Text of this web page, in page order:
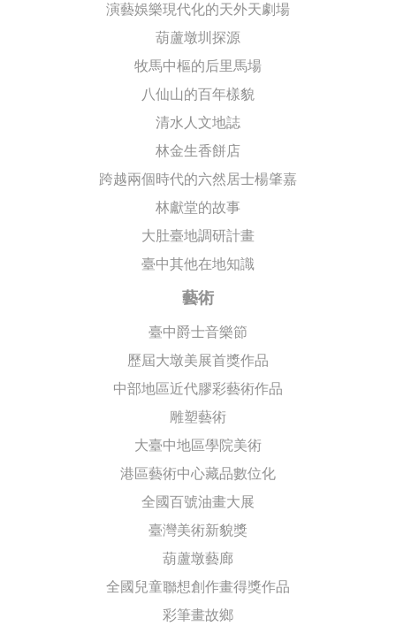
演藝娛樂現代化的天外天劇場
葫蘆墩圳探源
牧馬中樞的后里馬場
八仙山的百年樣貌
清水人文地誌
林金生香餅店
跨越兩個時代的六然居士楊肇嘉
林獻堂的故事
大肚臺地調研計畫
臺中其他在地知識
藝術
臺中爵士音樂節
歷屆大墩美展首獎作品
中部地區近代膠彩藝術作品
雕塑藝術
大臺中地區學院美術
港區藝術中心藏品數位化
全國百號油畫大展
臺灣美術新貌獎
葫蘆墩藝廊
全國兒童聯想創作畫得獎作品
彩筆畫故鄉